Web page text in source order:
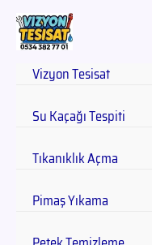
Vizyon Tesisat
Su Kaçağı Tespiti
Tıkanıklık Açma
Pimaş Yıkama